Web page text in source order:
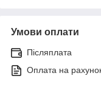
Умови оплати
Післяплата
Оплата на